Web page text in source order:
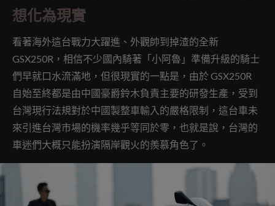
想化為現實
看著海外這台戰力大躍進、外觀帥到掉渣的全新
GSX250R，相信不少國內騎著「小阿魯」準備升級的騎士
們早就口水流滿地，但很現實的一點是，由於 GSX250R
自始至終都是由中國豪爵鈴木負責主要的研發生產，受到
台灣現行法規對於中國製整車輸入的嚴格限制，這台車未
來引進台灣市場的機率幾乎等同於零，也就是說，台灣的
車迷們大概只能扮演隔岸觀火的羨慕角色了。